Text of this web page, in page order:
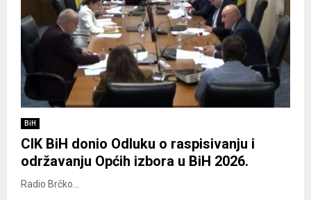
BiH
CIK BiH donio Odluku o raspisivanju i
održavanju Općih izbora u BiH 2026.
Radio Brčko...